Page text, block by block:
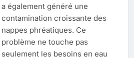
a également généré une
contamination croissante des
nappes phréatiques. Ce
problème ne touche pas
seulement les besoins en eau